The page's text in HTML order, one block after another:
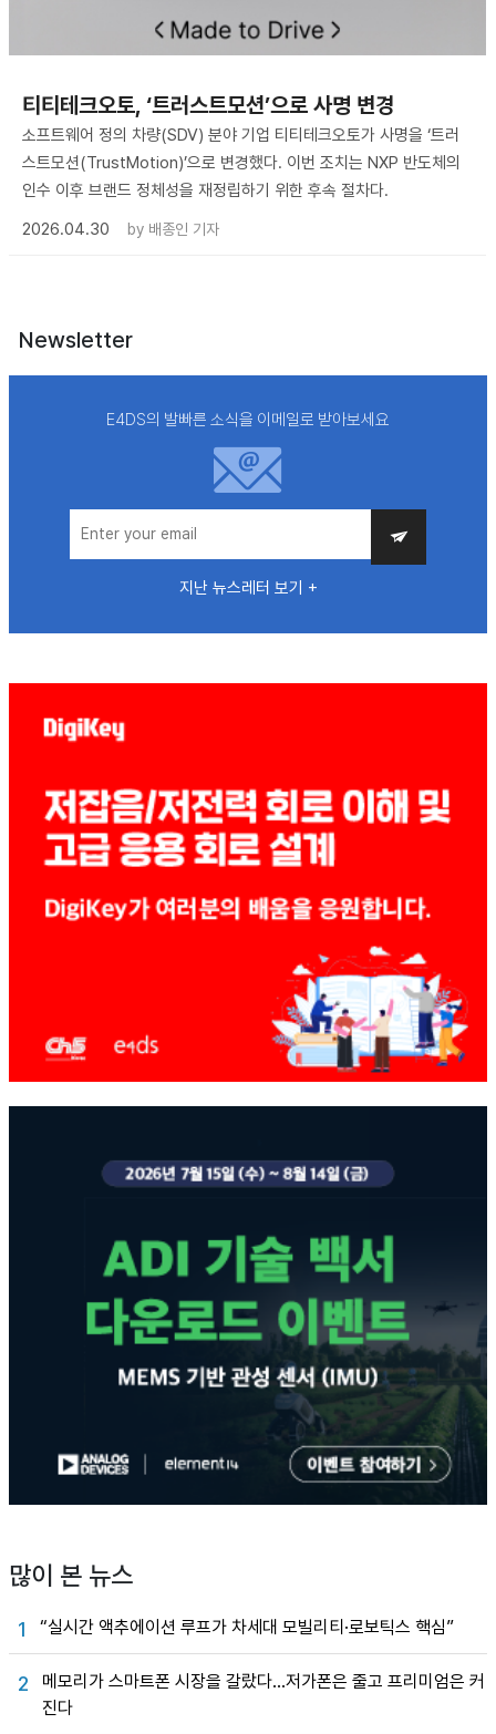
티티테크오토, ‘트러스트모션’으로 사명 변경
소프트웨어 정의 차량(SDV) 분야 기업 티티테크오토가 사명을 ‘트러
스트모션(TrustMotion)’으로 변경했다. 이번 조치는 NXP 반도체의
인수 이후 브랜드 정체성을 재정립하기 위한 후속 절차다.
2026.04.30
by 배종인 기자
Newsletter
E4DS의 발빠른 소식을 이메일로 받아보세요
지난 뉴스레터 보기 +
많이 본 뉴스
1 “실시간 액추에이션 루프가 차세대 모빌리티·로보틱스 핵심”
2
메모리가 스마트폰 시장을 갈랐다…저가폰은 줄고 프리미엄은 커
진다